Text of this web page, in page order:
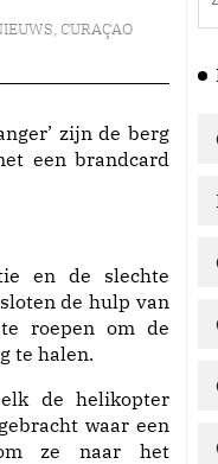
,CURAÇAO
zijn de berg
een brandcard
en de slechte
de hulp van
roepen om de
te halen.
de helikopter
waar een
ze naar het